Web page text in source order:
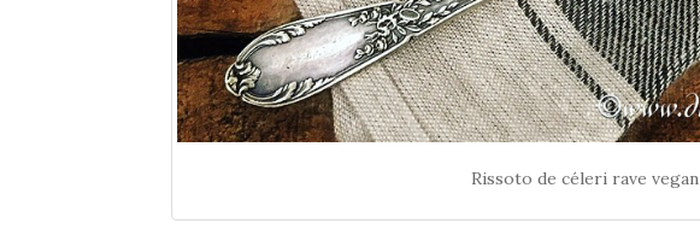
Rissoto de céleri rave vegan